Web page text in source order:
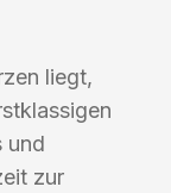
liegt,
und
zur